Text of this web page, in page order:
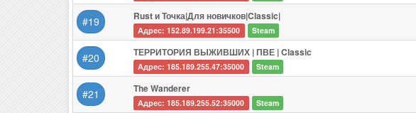
#19 Rust и Точка|Для новичков|Classic|
Адрес: 152.89.199.21:35500 Steam
#20 ТЕРРИТОРИЯ ВЫЖИВШИХ | ПВЕ | Classic
Адрес: 185.189.255.47:35000 Steam
#21 The Wanderer
Адрес: 185.189.255.52:35000 Steam